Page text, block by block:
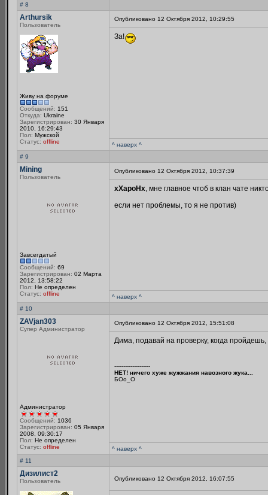
# 8
Arthursik
Пользователь
Живу на форуме
Сообщений: 151
Откуда: Ukraine
Зарегистрирован: 30 Января
2010, 16:29:43
Пол: Мужской
Статус: offline
Опубликовано 12 Октября 2012, 10:29:55
За!
^ наверх ^
# 9
Mining
Пользователь
Завсегдатый
Сообщений: 69
Зарегистрирован: 02 Марта
2012, 13:58:22
Пол: Не определен
Статус: offline
Опубликовано 12 Октября 2012, 10:37:39
xXapoHx, мне главное чтоб в клан чате
если нет проблемы, то я не против)
^ наверх ^
# 10
ZAVjan303
Супер Администратор
Администратор
Сообщений: 1036
Зарегистрирован: 05 Января
2008, 09:30:17
Пол: Не определен
Статус: offline
Опубликовано 12 Октября 2012, 15:51:08
Дима, подавай на проверку, когда
--------------------
НЕТ! ничего хуже жужжания навозного жука...
БОo_O
^ наверх ^
# 11
Дизилист2
Пользователь Опубликовано 12 Октября 2012, 16:07:55